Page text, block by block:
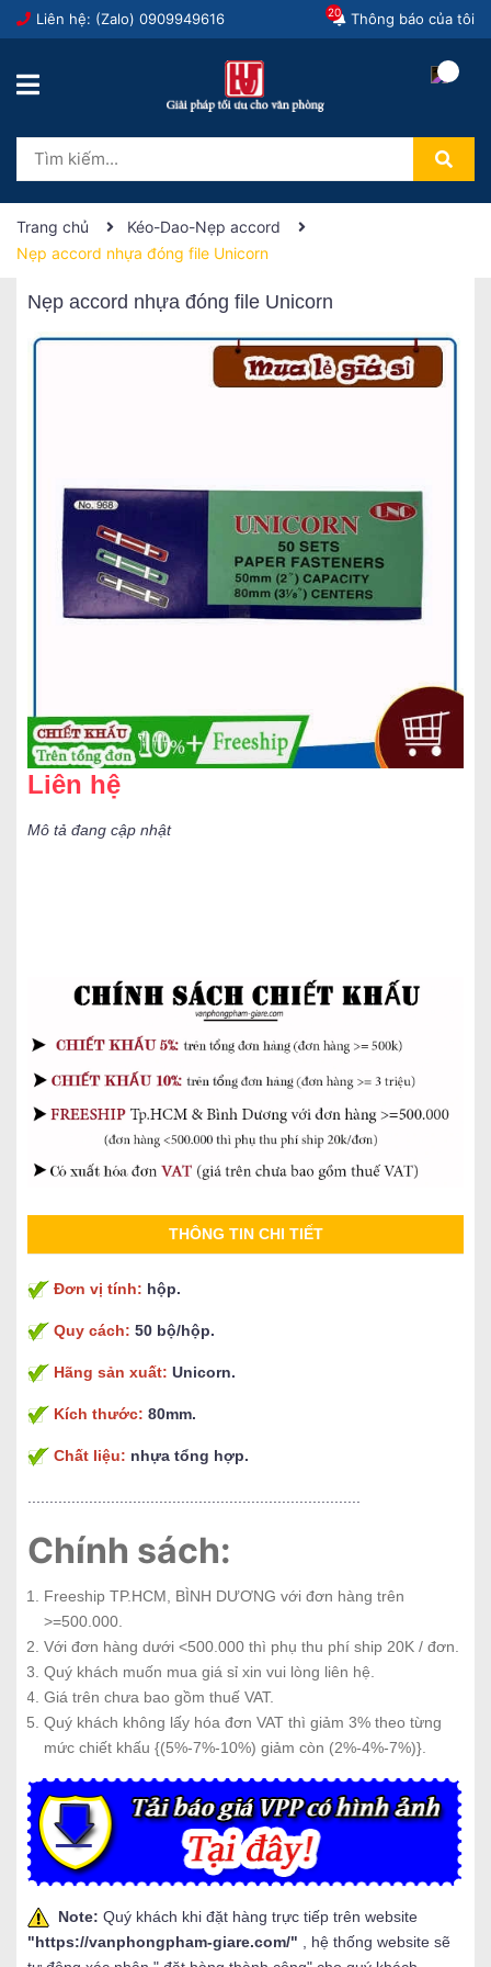
Liên hệ: (Zalo) 0909949616 Thông báo của tôi
20
Trang chủ
Kéo-Dao-Nẹp accord
Nẹp accord nhựa đóng file Unicorn
Nẹp accord nhựa đóng file Unicorn
Liên hệ
Mô tả đang cập nhật
THÔNG TIN CHI TIẾT
Đơn vị tính: hộp.
Quy cách: 50 bộ/hộp.
Hãng sản xuất: Unicorn.
Kích thước: 80mm.
Chất liệu: nhựa tổng hợp.
Chính sách:
Freeship TP.HCM, BÌNH DƯƠNG với đơn hàng trên
>=500.000.
Với đơn hàng dưới <500.000 thì phụ thu phí ship 20K / đơn.
Quý khách muốn mua giá sỉ xin vui lòng liên hệ.
Giá trên chưa bao gồm thuế VAT.
Quý khách không lấy hóa đơn VAT thì giảm 3% theo từng
mức chiết khấu {(5%-7%-10%) giảm còn (2%-4%-7%)}.
Note: Quý khách khi đặt hàng trực tiếp trên website
"https://vanphongpham-giare.com/"
, hệ thống website sẽ